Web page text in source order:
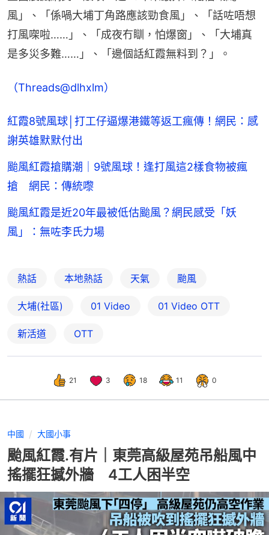
風」、「係喎大埔丁角路應該勁食風」、「話咗唔想
打風㗎啦……」、「成夜冇瞓，怕爆窗」、「大埔真
是多災多難……」、「邊個話紅霞無料到？」。
（Threads@dlhxlm）
紅霞8號風球│打工仔逼爆港鐵等返工瘋傳！網民：感
謝英雄默默付出
颱風紅霞搶購潮｜9號風球！逢打風這2樣食物被瘋
搶 網民：傳統嚟
颱風紅霞是近20年最被低估颱風？網民感受「妖
風」：無咗李氏力場
熱話 本地熱話 天氣 颱風
大埔(社區) 01 Video 01‌ ‌Video‌ ‌OTT
新活道 OTT
21 3 18 11 0
中國 大國小事
颱風紅霞.有片｜東莞高級屋苑吊船風中
搖擺狂撼外牆 4工人困半空